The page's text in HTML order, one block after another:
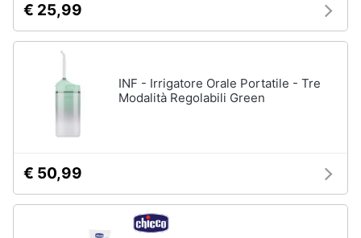
€ 25,99
INF - Irrigatore Orale Portatile - Tre
Modalità Regolabili Green
€ 50,99